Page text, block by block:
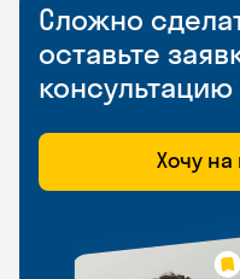
Сложно
оставьте
консультацию
Хочу